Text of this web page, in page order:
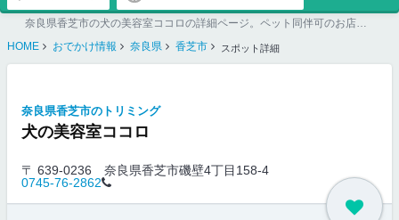
奈良県香芝市の犬の美容室ココロの詳細ページ。ペット同伴可のお店探しならペットホームウェブ。ペット可賃貸のお部屋探し、ペット可マンション購入のご検討時にもご利用ください。
HOME
おでかけ情報 奈良県 香芝市 スポット詳細
奈良県香芝市のトリミング
犬の美容室ココロ
〒 639-0236
奈良県香芝市磯壁4丁目158-4
0745-76-2862